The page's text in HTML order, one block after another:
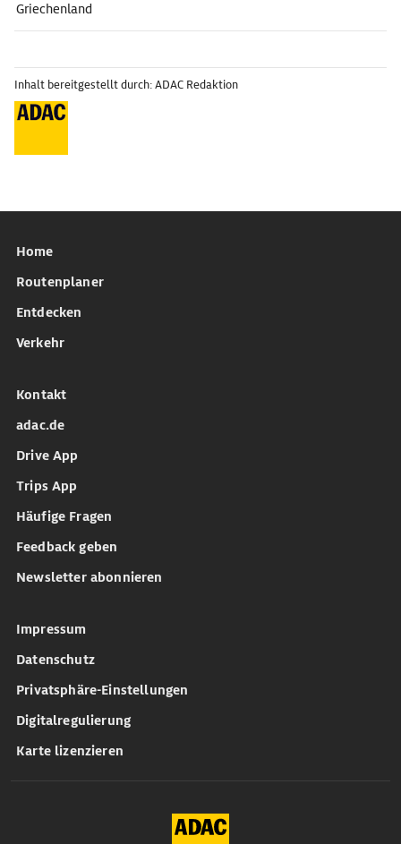
Griechenland
Inhalt bereitgestellt durch: ADAC Redaktion
Home
Routenplaner
Entdecken
Verkehr
Kontakt
adac.de
Drive App
Trips App
Häufige Fragen
Feedback geben
Newsletter abonnieren
Impressum
Datenschutz
Privatsphäre-Einstellungen
Digitalregulierung
Karte lizenzieren